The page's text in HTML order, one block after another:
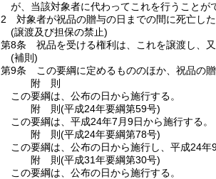
が、当該対象者に代わってこれを行うことが
2
対象者が祝品の贈与の日までの間に死亡し
(譲渡及び担保の禁止)
第8条
祝品を受ける権利は、これを譲渡し、
(補則)
第9条
この要綱に定めるもののほか、祝品の
附 則
この要綱は、公布の日から施行する。
附 則(平成24年要綱第59号)
この要綱は、平成24年7月9日から施行する。
附 則(平成24年要綱第78号)
この要綱は、公布の日から施行し、平成24年
附 則(平成31年要綱第30号)
この要綱は、公布の日から施行する。